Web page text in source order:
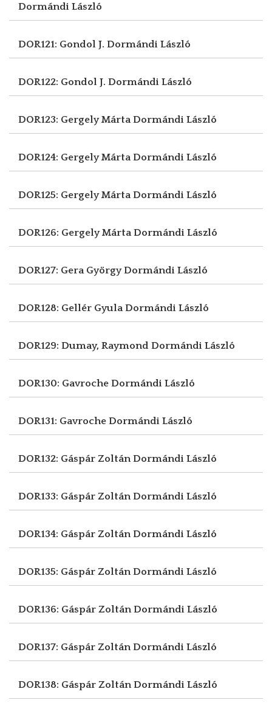
Dormándi László
DOR121: Gondol J. Dormándi László
DOR122: Gondol J. Dormándi László
DOR123: Gergely MártaDormándi László
DOR124: Gergely MártaDormándi László
DOR125: Gergely MártaDormándi László
DOR126: Gergely MártaDormándi László
DOR127: Gera GyörgyDormándi László
DOR128: Gellér GyulaDormándi László
DOR129: Dumay, Raymond Dormándi László
DOR130: Gavroche Dormándi László
DOR131: Gavroche Dormándi László
DOR132: Gáspár ZoltánDormándi László
DOR133: Gáspár ZoltánDormándi László
DOR134: Gáspár ZoltánDormándi László
DOR135: Gáspár ZoltánDormándi László
DOR136: Gáspár ZoltánDormándi László
DOR137: Gáspár ZoltánDormándi László
DOR138: Gáspár ZoltánDormándi László